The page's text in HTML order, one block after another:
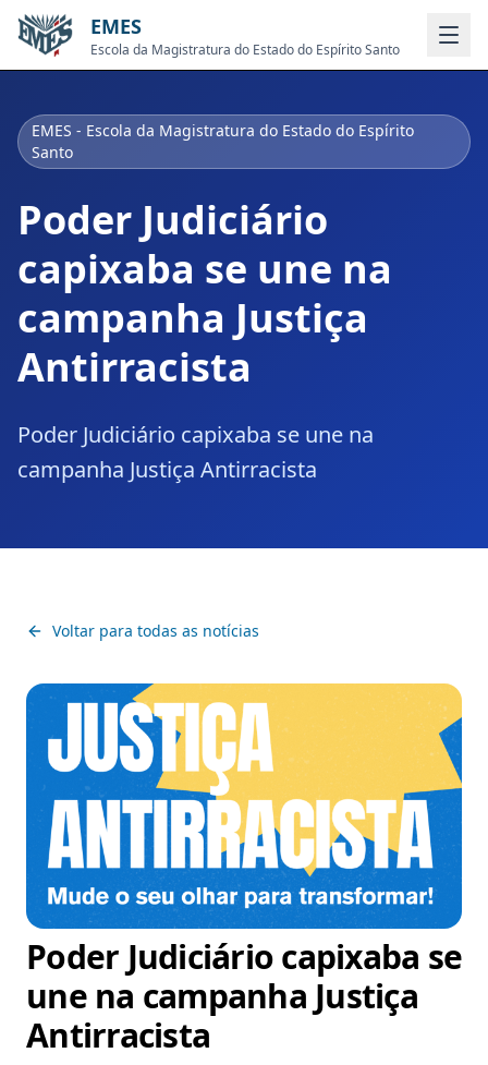
EMES
Escola da Magistratura do Estado do Espírito Santo
EMES - Escola da Magistratura do Estado do Espírito
Santo
Poder Judiciário
capixaba se une na
campanha Justiça
Antirracista
Poder Judiciário capixaba se une na
campanha Justiça Antirracista
Voltar para todas as notícias
Poder Judiciário capixaba se
une na campanha Justiça
Antirracista